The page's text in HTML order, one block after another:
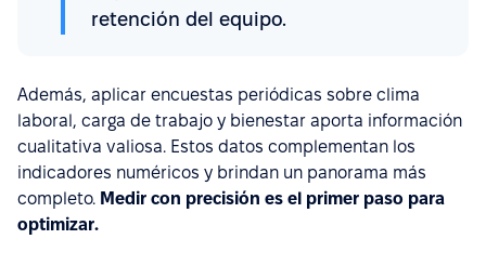
retención del equipo.
Además, aplicar encuestas periódicas sobre clima
laboral, carga de trabajo y bienestar aporta información
cualitativa valiosa. Estos datos complementan los
indicadores numéricos y brindan un panorama más
completo. Medir con precisión es el primer paso para
optimizar.